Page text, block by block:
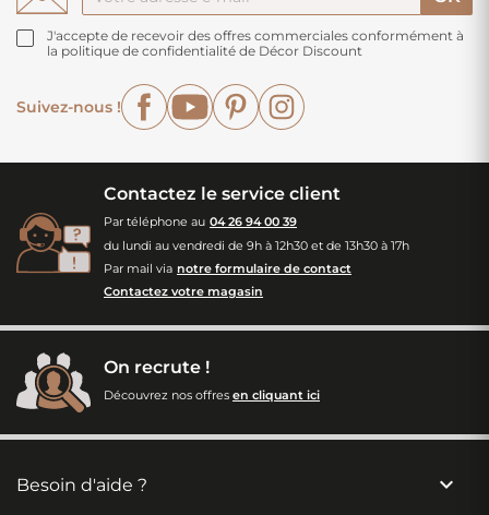
J'accepte de recevoir des offres commerciales conformément à
la politique de confidentialité de Décor Discount
Suivez-nous !
FacebookYouTubePinterest
Contactez le service client
Par téléphone au 04 26 94 00 39
du lundi au vendredi de 9h à 12h30 et de 13h30 à 17h
Par mail via notre formulaire de contact
Contactez votre magasin
On recrute !
Découvrez nos offres en cliquant ici
Besoin d'aide ? 